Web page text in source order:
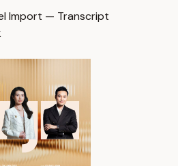
Import — Transcript